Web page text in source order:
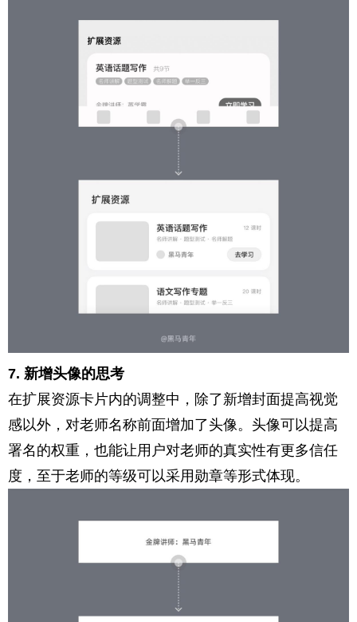
7. 新增头像的思考
在扩展资源卡片内的调整中，除了新增封面提高视觉
感以外，对老师名称前面增加了头像。头像可以提高
署名的权重，也能让用户对老师的真实性有更多信任
度，至于老师的等级可以采用勋章等形式体现。